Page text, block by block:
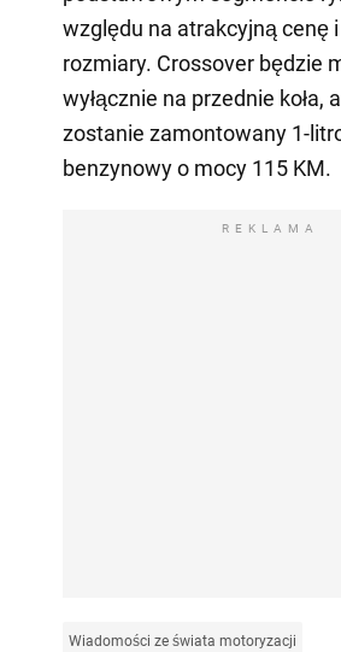
względu na atrakcyjną cenę
rozmiary. Crossover będzie
wyłącznie na przednie koła,
zostanie zamontowany 1-
benzynowy o mocy 115 KM.
REKLAMA
Wiadomości ze świata motoryzacji